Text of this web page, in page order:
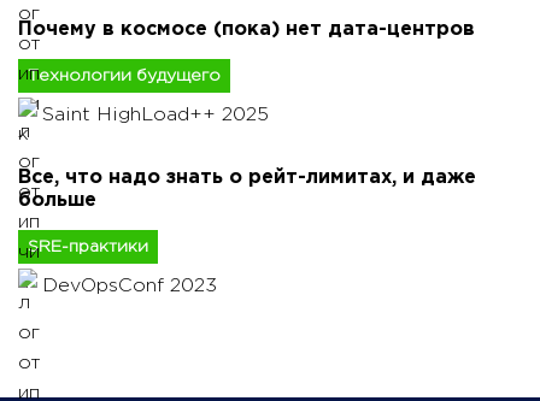
Почему в космосе (пока) нет дата-центров
Технологии будущего
Saint HighLoad++ 2025
Все, что надо знать о рейт-лимитах, и даже
больше
SRE-практики
DevOpsConf 2023